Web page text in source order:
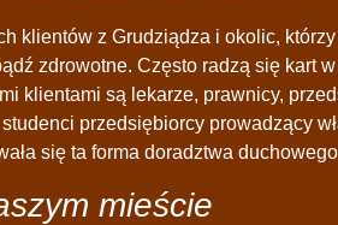
klientów z Grudziądza i okolic,
zdrowotne. Często radzą się kart
klientami są lekarze, prawnicy,
przedsiębiorcy prowadzący
się ta forma doradztwa
mieście